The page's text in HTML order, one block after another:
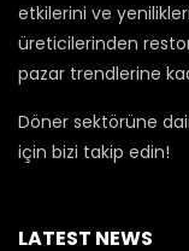
etkilerini ve
üreticilerinden
pazar trendlerine
Döner sektörüne
için bizi takip edin!
LATEST NEWS